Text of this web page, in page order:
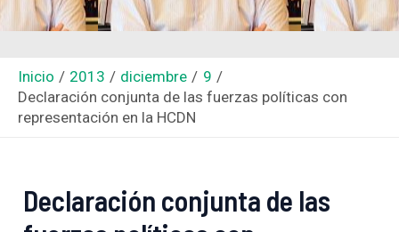
Inicio 2013 diciembre
9
Declaración conjunta de las fuerzas políticas con
representación en la HCDN
Declaración conjunta de las